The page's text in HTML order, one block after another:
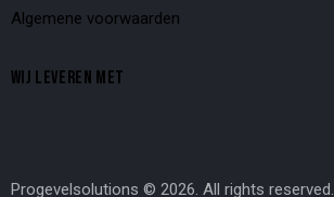
Algemene voorwaarden
WIJ LEVEREN MET
Progevelsolutions © 2026. All rights reserved.